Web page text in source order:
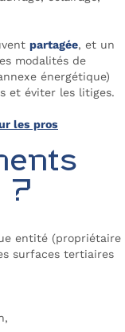
partagée, et un
modalités de
énergétique)
et éviter les litiges.
les pros
?
entité (propriétaire
surfaces tertiaires